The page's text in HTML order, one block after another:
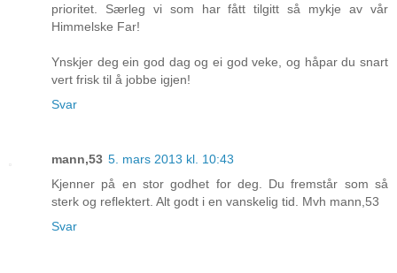
prioritet. Særleg vi som har fått tilgitt så mykje av vår
Himmelske Far!
Ynskjer deg ein god dag og ei god veke, og håpar du snart
vert frisk til å jobbe igjen!
Svar
mann,53 5. mars 2013 kl. 10:43
Kjenner på en stor godhet for deg. Du fremstår som så
sterk og reflektert. Alt godt i en vanskelig tid. Mvh mann,53
Svar